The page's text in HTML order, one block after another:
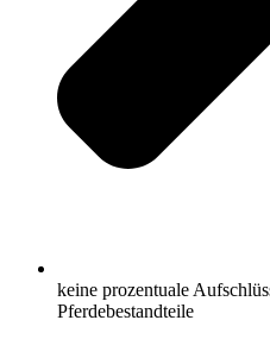
keine prozentuale
Pferdebestandteile